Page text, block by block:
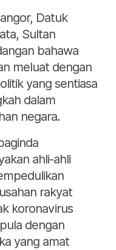
Datuk
Sultan
bahawa
meluat dengan
yang sentiasa
dalam
negara.
ahli-ahli
rakyat
koronavirus
dengan
yang amat